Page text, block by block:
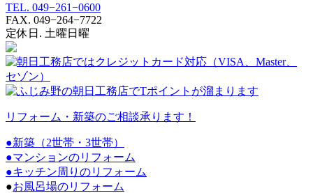
TEL. 049−261−0600
FAX. 049−264−7722
定休日. 土曜日曜
リフォーム・新築のご相談承ります！
●新築（2世帯・3世帯）
●マンションのリフォーム
●キッチン周りのリフォーム
●お風呂場のリフォーム